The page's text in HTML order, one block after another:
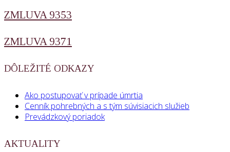
ZMLUVA 9353
ZMLUVA 9371
DÔLEŽITÉ ODKAZY
Ako postupovať v prípade úmrtia
Cenník pohrebných a s tým súvisiacich služieb
Prevádzkový poriadok
AKTUALITY